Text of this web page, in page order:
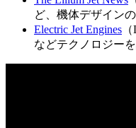
ど、機体デザイン
Electric Jet Engines
などテクノロジー